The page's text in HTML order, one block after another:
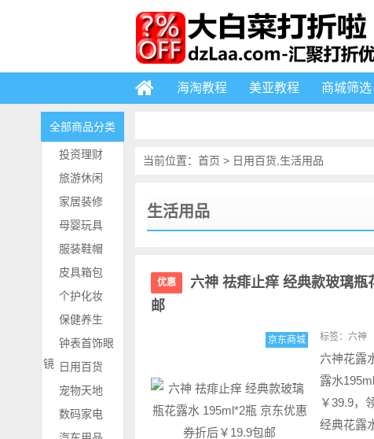
海淘教程 美亚教程 商城筛选
全部商品分类
投资理财
旅游休闲
家居装修
母婴玩具
服装鞋帽
皮具箱包
个护化妆
保健养生
钟表首饰眼
镜 日用百货
宠物天地
数码家电
当前位置： 首页 > 日用百货 生活用品
生活用品
优惠
六神 祛痱止痒 经典款玻璃
邮
京东商城 标签： 六神
六神花露
露水
￥39.9，
经典花露